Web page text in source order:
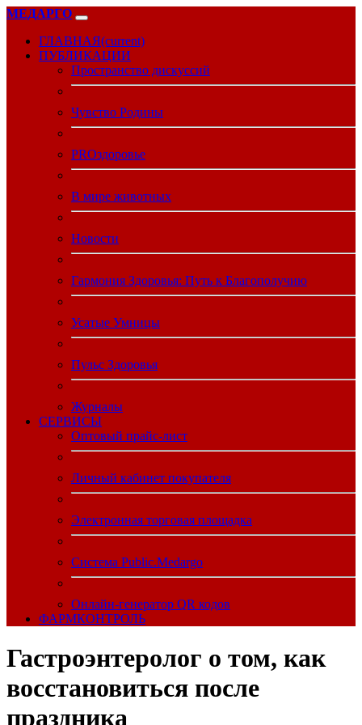
МЕДАРГО
ГЛАВНАЯ(current)
ПУБЛИКАЦИИ
Пространство дискуссий
Чувство Родины
PROздоровье
В мире животных
Новости
Гармония Здоровья: Путь к Благополучию
Усатые Умницы
Пульс Здоровья
Журналы
CЕРВИСЫ
Оптовый прайс-лист
Личный кабинет покупателя
Электронная торговая площадка
Система Public.Medargo
Онлайн-генератор QR кодов
ФАРМКОНТРОЛЬ
Гастроэнтеролог о том, как
восстановиться после
праздника